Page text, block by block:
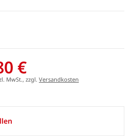
€
MwSt., zzgl. Versandkosten